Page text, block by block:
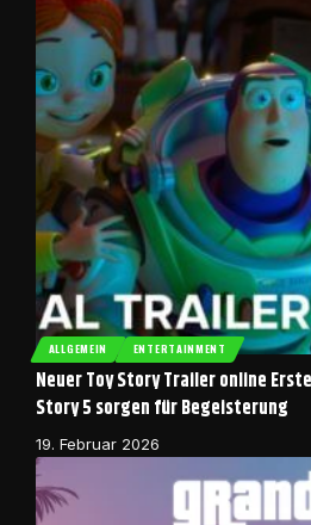
ALLGEMEIN ENTERTAINMENT
Neuer Toy Story Trailer online
Story 5 sorgen für Begeisterung
19. Februar 2026